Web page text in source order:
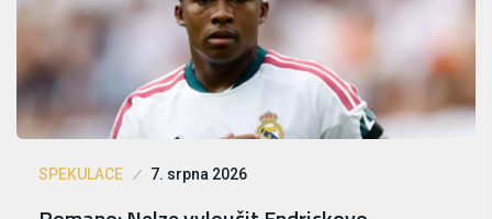
SPEKULACE 7. srpna 2026